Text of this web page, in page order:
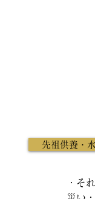
先祖供養・
・そ